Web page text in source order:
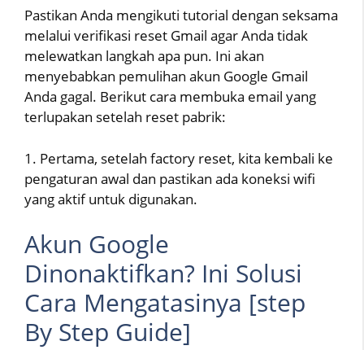
Pastikan Anda mengikuti tutorial dengan seksama
melalui verifikasi reset Gmail agar Anda tidak
melewatkan langkah apa pun. Ini akan
menyebabkan pemulihan akun Google Gmail
Anda gagal. Berikut cara membuka email yang
terlupakan setelah reset pabrik:
1. Pertama, setelah factory reset, kita kembali ke
pengaturan awal dan pastikan ada koneksi wifi
yang aktif untuk digunakan.
Akun Google
Dinonaktifkan? Ini Solusi
Cara Mengatasinya [step
By Step Guide]